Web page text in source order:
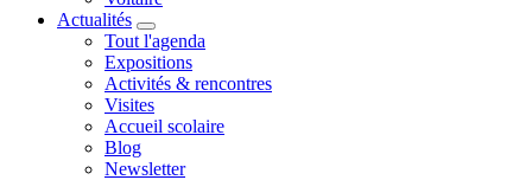
Actualités
Tout l'agenda
Expositions
Activités & rencontres
Visites
Accueil scolaire
Blog
Newsletter